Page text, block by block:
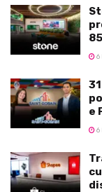
6
e
6